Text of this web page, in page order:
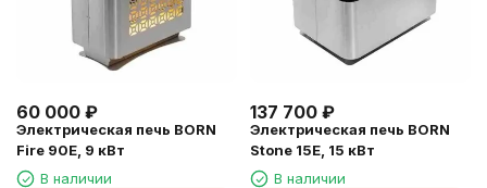
60 000 ₽
Электрическая печь BORN
Fire 90E, 9 кВт
В наличии
137 700 ₽
Электрическая печь BORN
Stone 15E, 15 кВт
В наличии